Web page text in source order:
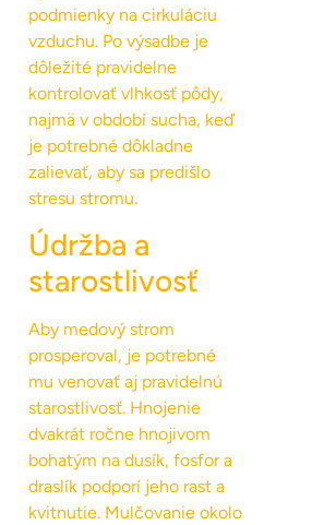
podmienky na cirkuláciu
vzduchu. Po výsadbe je
dôležité pravidelne
kontrolovať vlhkosť pôdy,
najmä v období sucha, keď
je potrebné dôkladne
zalievať, aby sa predišlo
stresu stromu.
Údržba a
starostlivosť
Aby medový strom
prosperoval, je potrebné
mu venovať aj pravidelnú
starostlivosť. Hnojenie
dvakrát ročne hnojivom
bohatým na dusík, fosfor a
draslík podporí jeho rast a
kvitnutie. Mulčovanie okolo